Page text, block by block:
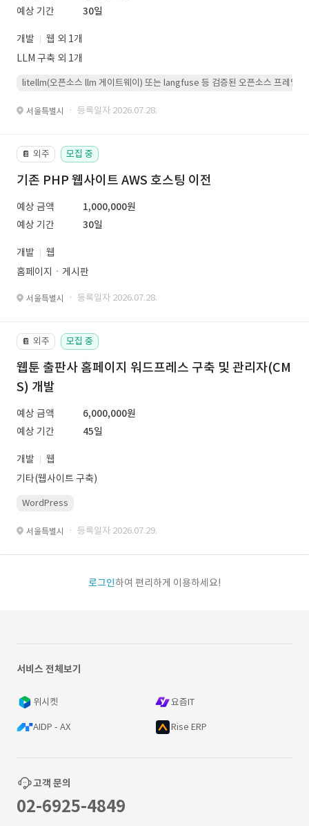
예상 기간
30일
개발
웹 외 1개
LLM 구축 외 1개
litellm(오픈소스 llm 게이트웨이) 또는 langfuse 등 검증된 오픈소스 프레임워
서울특별시 · 등록일자 2026.07.28.
📔 외주 모집 중
기존 PHP 웹사이트 AWS 호스팅 이전
예상 금액
1,000,000원
예상 기간
30일
개발
웹
홈페이지ㆍ게시판
서울특별시 · 등록일자 2026.07.28.
📔 외주 모집 중
웹툰 출판사 홈페이지 워드프레스 구축 및 관리자(CM
S) 개발
예상 금액
6,000,000원
예상 기간
45일
개발
웹
기타(웹사이트 구축)
WordPress
서울특별시 · 등록일자 2026.07.29.
로그인하여 편리하게 이용하세요!
서비스 전체보기
위시켓 요즘IT
AIDP - AX Rise ERP
고객 문의
02-6925-4849